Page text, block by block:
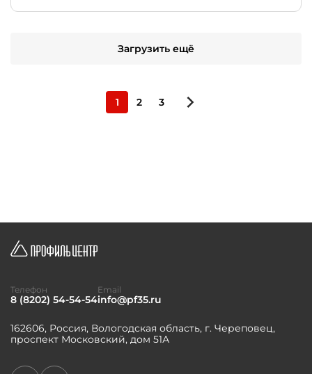
Загрузить ещё
1 2 3
162606, Россия, Вологодская область, г. Череповец,
проспект Московский, дом 51А
Телефон
8 (8202) 54-54-54
Email
info@pf35.ru